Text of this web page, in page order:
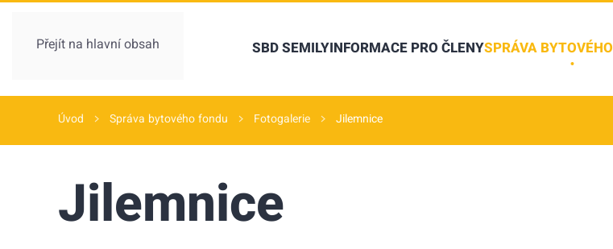
Přejít na hlavní obsah SBD SEMILYINFORMACE PRO ČLENYSPRÁVA
Úvod Správa bytového fondu Fotogalerie Jilemnice
Jilemnice